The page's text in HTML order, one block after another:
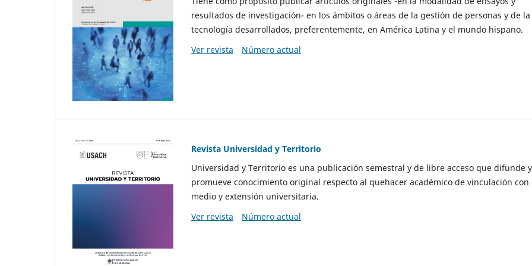
resultados de investigación- en los ámbitos o áreas de la gestión de personas y de la
tecnología desarrollados, preferentemente, en América Latina y el mundo hispano.
Ver revista
Número actual
Revista Universidad y Territorio
Universidad y Territorio es una publicación semestral y de libre acceso que difunde y
promueve conocimiento original respecto al quehacer académico de vinculación con
medio y extensión universitaria.
Ver revista
Número actual